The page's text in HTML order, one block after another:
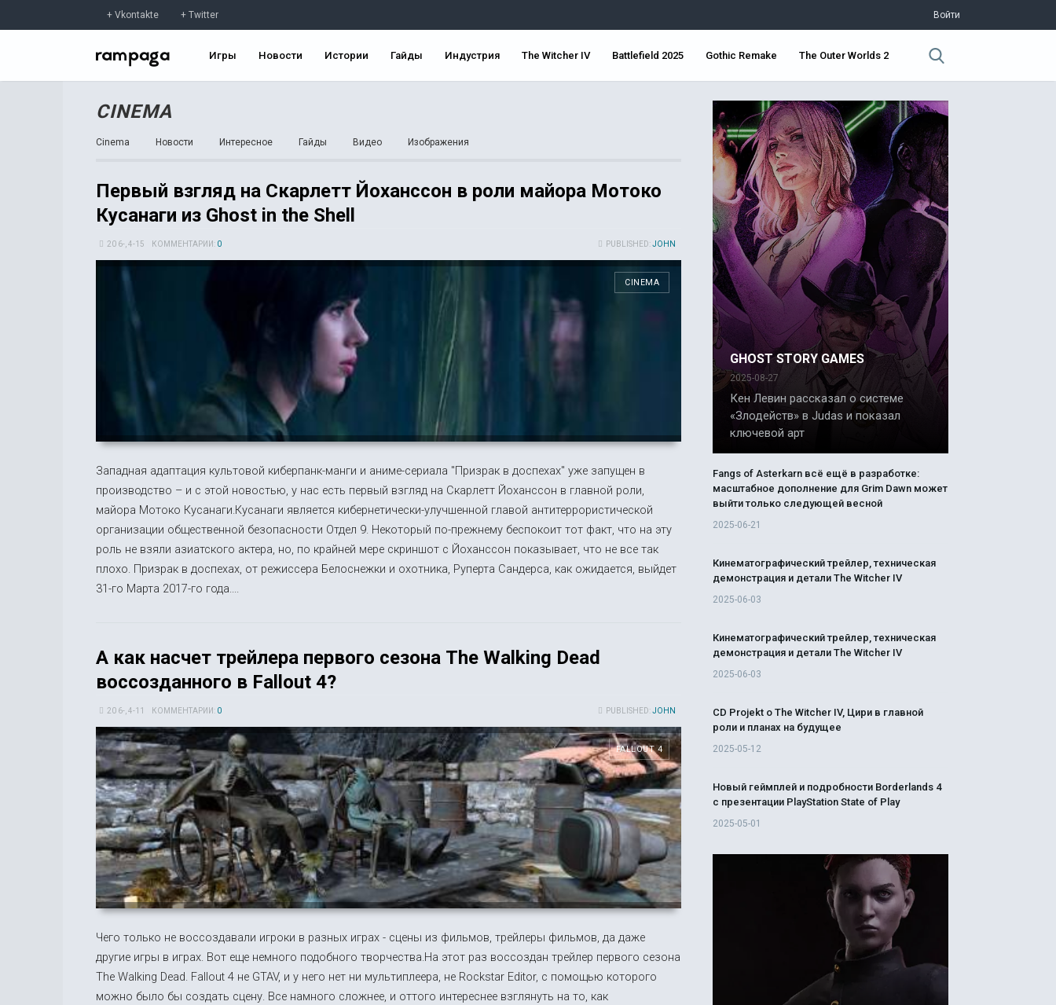
Vkontakte Twitter Войти
Игры Новости Истории Гайды Индустрия The Witcher IV Battlefield 2025 Gothic Remake The Outer Worlds 2
CINEMA
Cinema Новости Интересное Гайды Видео Изображения
Первый взгляд на Скарлетт Йоханссон в роли майора Мотоко
Кусанаги из Ghost in the Shell
PUBLISHED:JOHN
20 6-, 4-15 КОММЕНТАРИИ: 0
CINEMA
Западная адаптация культовой киберпанк-манги и аниме-сериала "Призрак в доспехах" уже запущен в
производство – и с этой новостью, у нас есть первый взгляд на Скарлетт Йоханссон в главной роли,
майора Мотоко Кусанаги.Кусанаги является кибернетически-улучшенной главой антитеррористической
организации общественной безопасности Отдел 9. Некоторый по-прежнему беспокоит тот факт, что на эту
роль не взяли азиатского актера, но, по крайней мере скриншот с Йоханссон показывает, что не все так
плохо. Призрак в доспехах, от режиссера Белоснежки и охотника, Руперта Сандерса, как ожидается, выйдет
31-го Марта 2017-го года....
А как насчет трейлера первого сезона The Walking Dead
воссозданного в Fallout 4?
PUBLISHED:JOHN
20 6-, 4-11 КОММЕНТАРИИ: 0
FALLOUT 4
Чего только не воссоздавали игроки в разных играх - сцены из фильмов, трейлеры фильмов, да даже
другие игры в играх. Вот еще немного подобного творчества.На этот раз воссоздан трейлер первого сезона
The Walking Dead. Fallout 4 не GTAV, и у него нет ни мультиплеера, не Rockstar Editor, с помощью которого
можно было бы создать сцену. Все намного сложнее, и оттого интереснее взглянуть на то, как
GHOST STORY GAMES
2025-08-27
Кен Левин рассказал о системе
«Злодейств» в Judas и показал
ключевой арт
Fangs of Asterkarn всё ещё в разработке:
масштабное дополнение для Grim Dawn может
выйти только следующей весной
2025-06-21
Кинематографический трейлер, техническая
демонстрация и детали The Witcher IV
2025-06-03
Кинематографический трейлер, техническая
демонстрация и детали The Witcher IV
2025-06-03
CD Projekt о The Witcher IV, Цири в главной
роли и планах на будущее
2025-05-12
Новый геймплей и подробности Borderlands 4
с презентации PlayStation State of Play
2025-05-01